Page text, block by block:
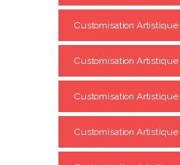
Customisation
Customisation Artistique
Customisation Artistique
Customisation Artistique